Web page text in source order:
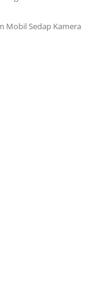
Mobil Sedap Kamera